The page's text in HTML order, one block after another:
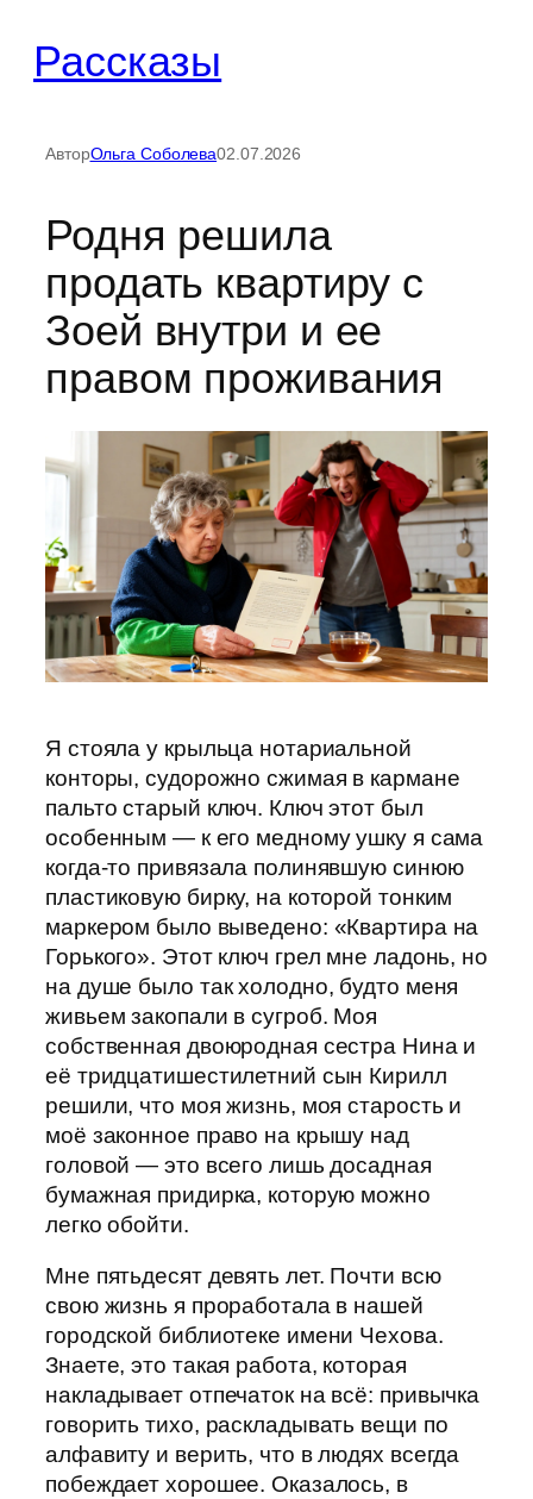
содержимому
Рассказы
АвторОльга Соболева02.07.2026
Родня решила
продать квартиру с
Зоей внутри и ее
правом проживания
Я стояла у крыльца нотариальной
конторы, судорожно сжимая в кармане
пальто старый ключ. Ключ этот был
особенным — к его медному ушку я сама
когда-то привязала полинявшую синюю
пластиковую бирку, на которой тонким
маркером было выведено: «Квартира на
Горького». Этот ключ грел мне ладонь, но
на душе было так холодно, будто меня
живьем закопали в сугроб. Моя
собственная двоюродная сестра Нина и
её тридцатишестилетний сын Кирилл
решили, что моя жизнь, моя старость и
моё законное право на крышу над
головой — это всего лишь досадная
бумажная придирка, которую можно
легко обойти.
Мне пятьдесят девять лет. Почти всю
свою жизнь я проработала в нашей
городской библиотеке имени Чехова.
Знаете, это такая работа, которая
накладывает отпечаток на всё: привычка
говорить тихо, раскладывать вещи по
алфавиту и верить, что в людях всегда
побеждает хорошее. Оказалось, в